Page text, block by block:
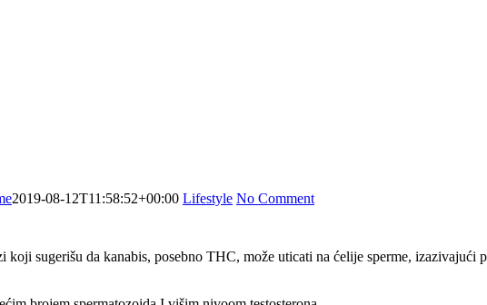
2019-08-12T11:58:52+00:00 Lifestyle No Comment
sugerišu da kanabis, posebno THC, može uticati na ćelije sperme,